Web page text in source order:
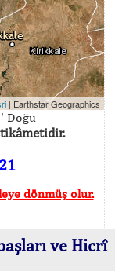
| Earthstar Geographics
Doğu
dönmüş olur.
ve Hicrî